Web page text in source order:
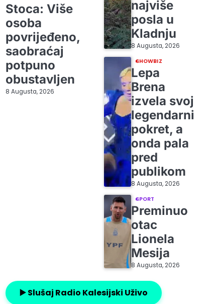
Stoca: Više
osoba
povrijeđeno,
saobraćaj
potpuno
obustavljen
8 Augusta, 2026
najviše
posla u
Kladnju
8 Augusta, 2026
SHOWBIZ
Lepa
Brena
izvela svoj
legendarni
pokret, a
onda pala
pred
publikom
8 Augusta, 2026
SPORT
Preminuo
otac
Lionela
Mesija
8 Augusta, 2026
▶️ Slušaj Radio Kalesijski Uživo